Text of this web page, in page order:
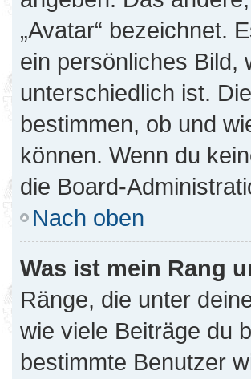
„Avatar“ bezeichnet.
ein persönliches Bild,
unterschiedlich ist.
bestimmen, ob und
können. Wenn du
die Board-
Nach oben
Was ist mein Rang
Ränge, die unter
wie viele Beiträge du
bestimmte Benutzer